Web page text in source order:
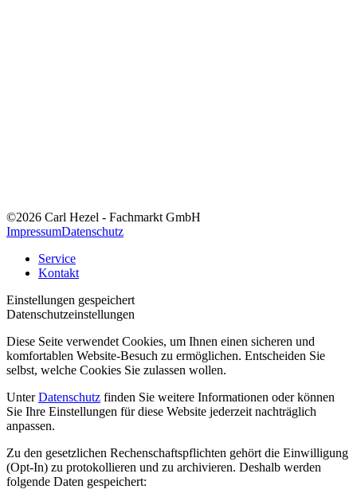
©2026 Carl Hezel - Fachmarkt GmbH
ImpressumDatenschutz
Service
Kontakt
Einstellungen gespeichert
Datenschutzeinstellungen
Diese Seite verwendet Cookies, um Ihnen einen sicheren und
komfortablen Website-Besuch zu ermöglichen. Entscheiden Sie
selbst, welche Cookies Sie zulassen wollen.
UnterDatenschutz finden Sie weitere Informationen oder können
Sie Ihre Einstellungen für diese Website jederzeit nachträglich
anpassen.
Zu den gesetzlichen Rechenschaftspflichten gehört die Einwilligung
(Opt-In) zu protokollieren und zu archivieren. Deshalb werden
folgende Daten gespeichert: